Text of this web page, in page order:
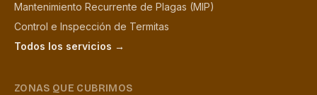
Mantenimiento Recurrente de Plagas (MIP)
Control e Inspección de Termitas
Todos los servicios →
ZONAS QUE CUBRIMOS